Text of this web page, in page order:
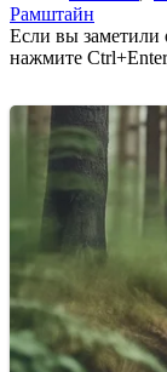
Рамштайн
Если вы заметили
нажмите